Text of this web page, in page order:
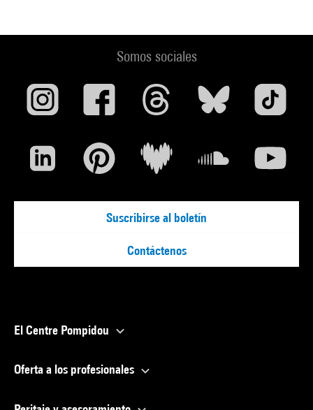
Somos sociales
Suscribirse al boletín
Contáctenos
El Centre Pompidou
Oferta a los profesionales